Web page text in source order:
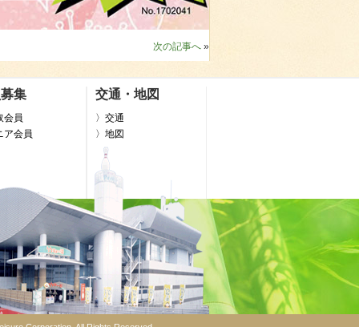
次の記事へ »
集
会員
ア会員
交通・地図
〉交通
〉地図